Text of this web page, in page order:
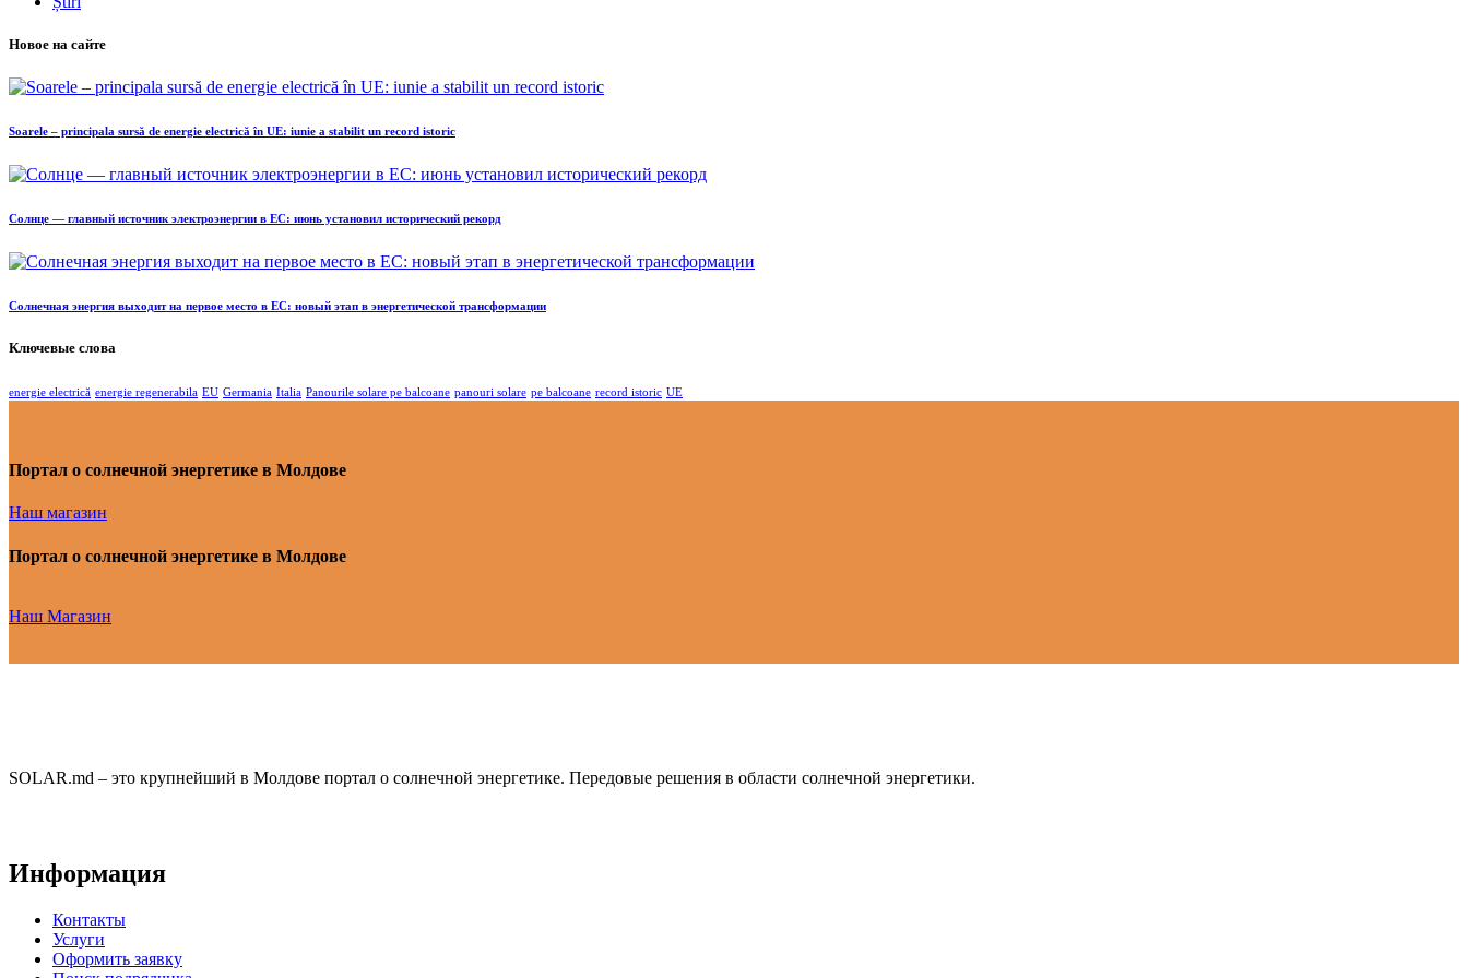
Новое на сайте
Soarele – principala sursă de energie electrică în UE: iunie a stabilit un record istoric
Солнце — главный источник электроэнергии в ЕС: июнь установил исторический рекорд
Солнечная энергия выходит на первое место в ЕС: новый этап в энергетической трансформации
Ключевые слова
energie electrică energie regenerabila EU Germania Italia Panourile solare pe balcoane panouri solare pe balcoane record istoric UE
Портал о солнечной энергетике в Молдове
Наш магазин
Портал о солнечной энергетике в Молдове
Наш Магазин
SOLAR.md – это крупнейший в Молдове портал о солнечной энергетике. Передовые решения в области солнечной энергетики.
Информация
Контакты
Услуги
Оформить заявку